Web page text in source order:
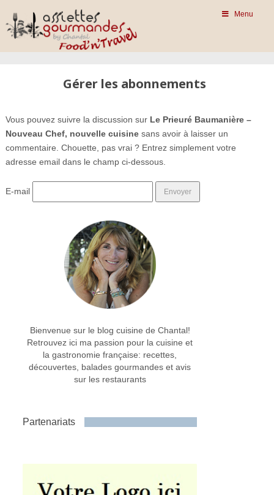
Menu
Gérer les abonnements
Vous pouvez suivre la discussion sur Le Prieuré Baumanière –
Nouveau Chef, nouvelle cuisinesans avoir à laisser un
commentaire. Chouette, pas vrai ? Entrez simplement votre
adresse email dans le champ ci-dessous.
E-mail
Bienvenue sur le blog cuisine de Chantal!
Retrouvez ici ma passion pour la cuisine et
la gastronomie française: recettes,
découvertes, balades gourmandes et avis
sur les restaurants
Partenariats